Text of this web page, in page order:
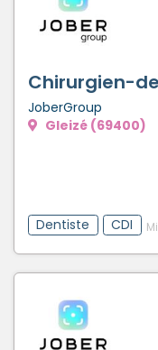
Chirurgien-
JoberGroup
Gleizé (69400)
Dentiste CDI